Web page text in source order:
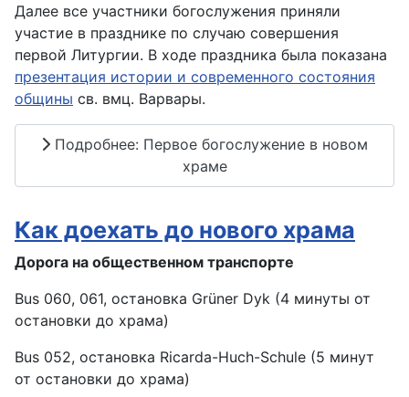
Далее все участники богослужения приняли
участие в празднике по случаю совершения
первой Литургии. В ходе праздника была показана
презентация истории и современного состояния
общины св. вмц. Варвары.
Подробнее: Первое богослужение в новом
храме
Как доехать до нового храма
Дорога на общественном транспорте
Bus 060, 061, остановка Grüner Dyk (4 минуты от
остановки до храма)
Bus 052, остановка Ricarda-Huch-Schule (5 минут
от остановки до храма)